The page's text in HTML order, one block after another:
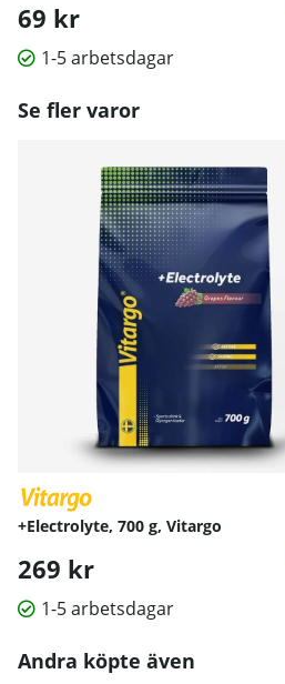
69 kr
1-5 arbetsdagar
Se fler varor
+Electrolyte, 700 g, Vitargo
269 kr
1-5 arbetsdagar
Andra köpte även